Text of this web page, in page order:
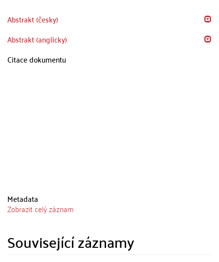
Abstrakt (česky)
Abstrakt (anglicky)
Citace dokumentu
Metadata
Zobrazit celý záznam
Související záznamy